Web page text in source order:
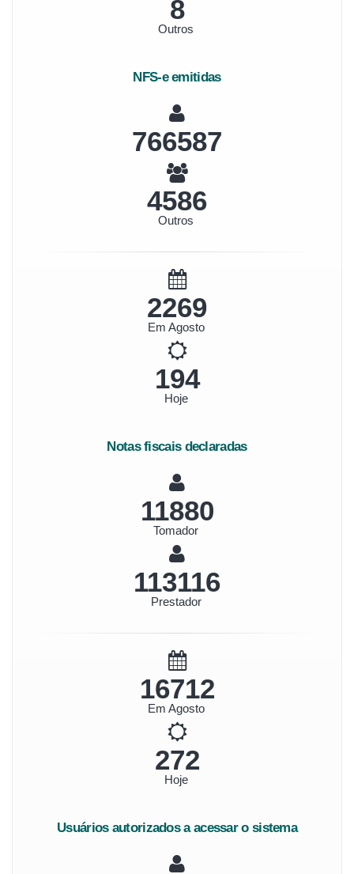
9
Outros
NFS-e emitidas
821343
5292
Outros
2618
Em Agosto
224
Hoje
Notas fiscais declaradas
13708
Tomador
130518
Prestador
19283
Em Agosto
314
Hoje
Usuários autorizados a acessar o sistema